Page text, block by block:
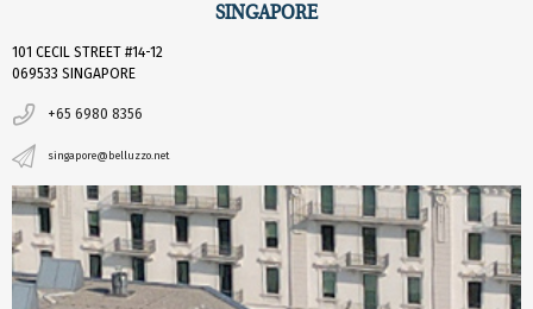
SINGAPORE
101 CECIL STREET #14-12
069533 SINGAPORE
+65 6980 8356
singapore@belluzzo.net